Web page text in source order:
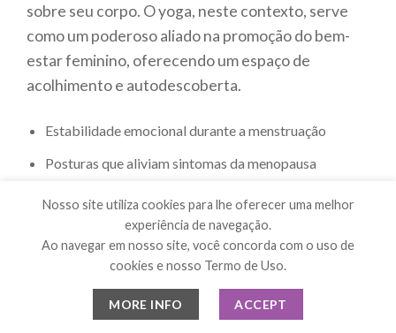
sobre seu corpo. O yoga, neste contexto, serve
como um poderoso aliado na promoção do bem-
estar feminino, oferecendo um espaço de
acolhimento e autodescoberta.
Estabilidade emocional durante a menstruação
Posturas que aliviam sintomas da menopausa
Empoderamento pessoal através da prática
Conexão com a feminilidade e a fertilidade
Inclusão da comunidade como suporte emocional
Nosso site utiliza cookies para lhe oferecer uma melhor
experiência de navegação.
Ao navegar em nosso site, você concorda com o uso de
cookies e nosso Termo de Uso.
MORE INFO ACCEPT